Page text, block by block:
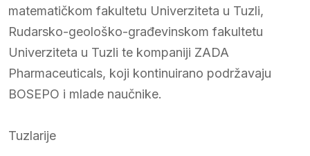
matematičkom fakultetu Univerziteta u Tuzli,
Rudarsko-geološko-građevinskom fakultetu
Univerziteta u Tuzli te kompaniji ZADA
Pharmaceuticals, koji kontinuirano podržavaju
BOSEPO i mlade naučnike.
Tuzlarije